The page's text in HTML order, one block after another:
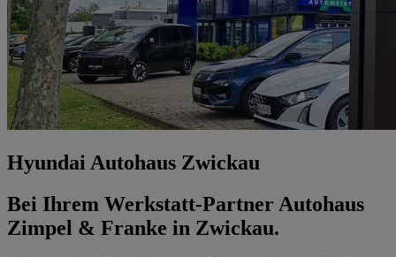
Hyundai Autohaus Zwickau
Bei Ihrem Werkstatt-Partner Autohaus
Zimpel & Franke in Zwickau.